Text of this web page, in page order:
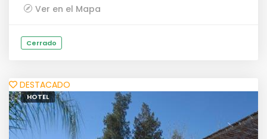
Ver en el Mapa
Cerrado
DESTACADO
HOTEL